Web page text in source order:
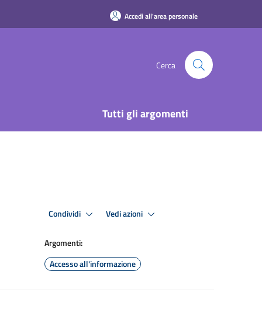
Accedi all'area personale
Cerca
Tutti gli argomenti
Condividi Vedi azioni
Argomenti:
Accesso all'informazione